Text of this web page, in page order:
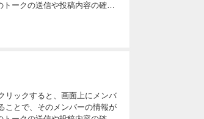
ークの送信や投稿内容の確認
リックすると、画面上にメンバ
ことで、そのメンバーの情報が